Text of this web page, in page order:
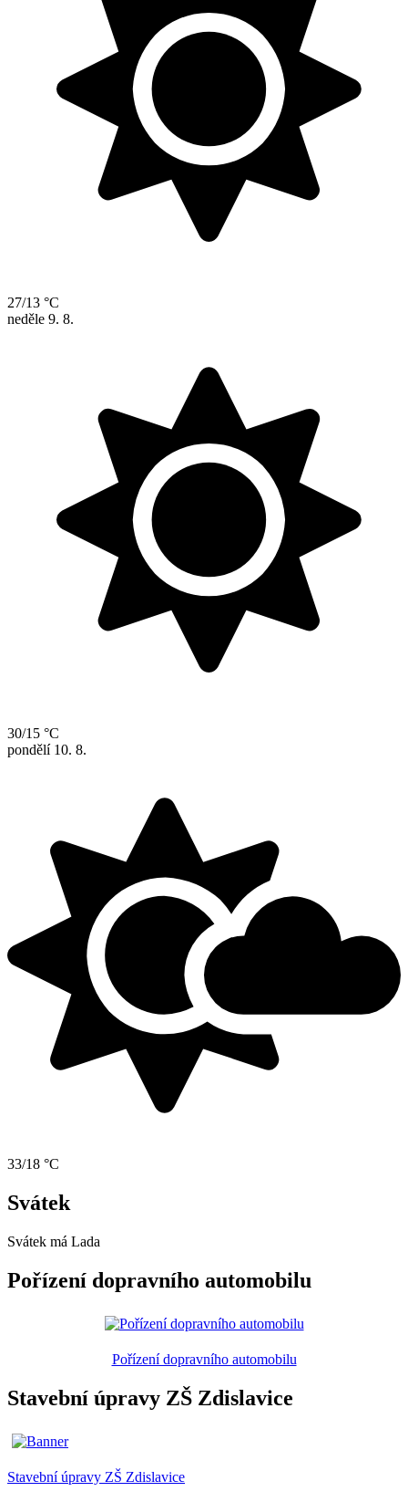
27/13 °C
neděle 9. 8.
30/15 °C
pondělí 10. 8.
33/18 °C
Svátek
Svátek má Lada
Pořízení dopravního automobilu
Pořízení dopravního automobilu
Stavební úpravy ZŠ Zdislavice
Stavební úpravy ZŠ Zdislavice